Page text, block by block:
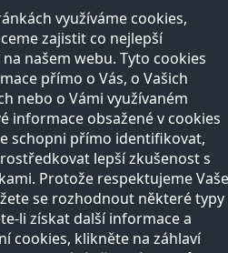
využíváme cookies,
zajistit co nejlepší
našem webu. Tyto cookies
přímo o Vás, o Vašich
nebo o Vámi využívaném
informace obsažené v cookies
schopni přímo identifikovat,
lepší zkušenost s
Protože respektujeme Vaše
se rozhodnout některé typy
li získat další informace a
cookies, klikněte na záhlaví